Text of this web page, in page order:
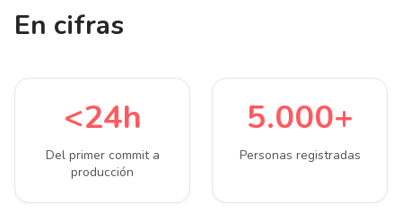
En cifras
<24h
Del primer commit a
producción
5.000+
Personas registradas